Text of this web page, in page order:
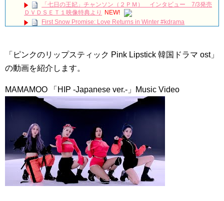
「七日の王妃」チャンソン（２ＰＭ） インタビュー 7/3発売
ＤＶＤＳＥＴ１映像特典より
NEW!
First Snow Promise: Love Returns in Winter #kdrama
[Secrets and Lies] EP21, Preview, 비밀과 거짓말
20180723 NEW!
【レコーディング】Foi 新曲「花遊記」の制作裏側に迫る。
동생 구해준 아내한테 인성 보여준 남편 #이청아 #이동건 #박규
영 #강민혁
【10月韓劇】《Nine Room 9號房間 나인룸 Room No. 9 》金喜
「違う（ちがう）・異なる」を韓国語では？「다르다（タル
ダ）」の意味・使い方について
について
「退屈だ・暇だ」を韓国語では？「심심하다（シムシマダ）」
の意味・使い方について
■韓国ドラマ『キング～Two Hearts』予告動画（日本語字幕）
について
「ピンクのリップスティック Pink Lipstick 韓国ドラマ ost」
の動画を紹介します。
MAMAMOO 「HIP -Japanese ver.-」Music Video